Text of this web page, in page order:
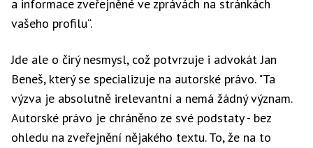
a informace zveřejněné ve zprávách na stránkách
vašeho profilu“.
Jde ale o čirý nesmysl, což potvrzuje i advokát Jan
Beneš, který se specializuje na autorské právo. "Ta
výzva je absolutně irelevantní a nemá žádný význam.
Autorské právo je chráněno ze své podstaty - bez
ohledu na zveřejnění nějakého textu. To, že na to